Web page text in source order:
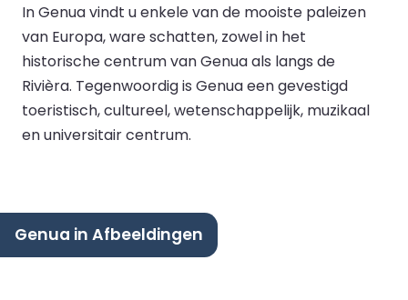
In Genua vindt u enkele van de mooiste paleizen
van Europa, ware schatten, zowel in het
historische centrum van Genua als langs de
Rivièra. Tegenwoordig is Genua een gevestigd
toeristisch, cultureel, wetenschappelijk, muzikaal
en universitair centrum.
Genua in Afbeeldingen